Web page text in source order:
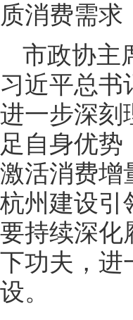
质消费需求
市政协主
习近平总书
进一步深刻
足自身优
激活消费增
杭州建设引
要持续深化
下功夫，进
设。